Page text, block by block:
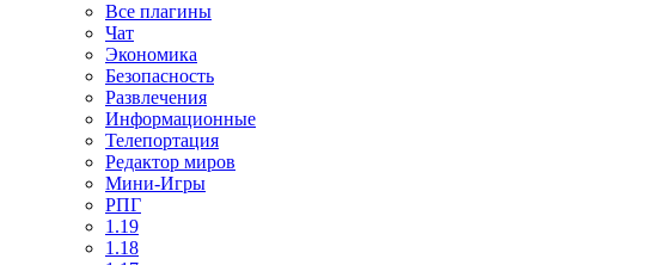
Все плагины
Чат
Экономика
Безопасность
Развлечения
Информационные
Телепортация
Редактор миров
Мини-Игры
РПГ
1.19
1.18